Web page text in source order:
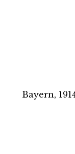
Bayern,